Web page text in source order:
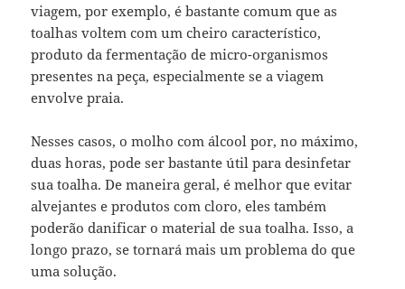
viagem, por exemplo, é bastante comum que as
toalhas voltem com um cheiro característico,
produto da fermentação de micro-organismos
presentes na peça, especialmente se a viagem
envolve praia.
Nesses casos, o molho com álcool por, no máximo,
duas horas, pode ser bastante útil para desinfetar
sua toalha. De maneira geral, é melhor que evitar
alvejantes e produtos com cloro, eles também
poderão danificar o material de sua toalha. Isso, a
longo prazo, se tornará mais um problema do que
uma solução.